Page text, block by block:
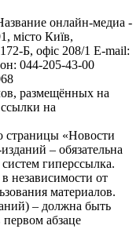
онлайн-медиа -
місто Київ,
Б, офіс 208/1 E-mail:
044-205-43-00
размещённых на
на
страницы «Новости
– обязательна
гиперссылка.
независимости от
материалов.
– должна быть
абзаце